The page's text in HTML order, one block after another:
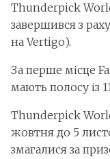
Thunderpick
завершився з
на Vertigo).
За перше місце
мають полосу із
Thunderpick
жовтня до 5
змагалися за